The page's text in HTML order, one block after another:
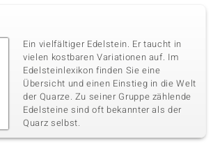
Ein vielfältiger Edelstein. Er taucht in
vielen kostbaren Variationen auf. Im
Edelsteinlexikon finden Sie eine
Übersicht und einen Einstieg in die Welt
der Quarze. Zu seiner Gruppe zählende
Edelsteine sind oft bekannter als der
Quarz selbst.